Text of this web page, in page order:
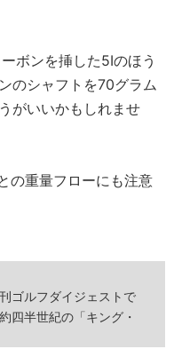
ボンを挿した5Iのほう
のシャフトを70グラム
がいいかもしれませ
の重量フローにも注意
ゴルフダイジェストで
四半世紀の「キング・